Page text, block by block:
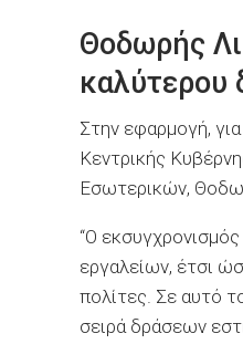
Θοδωρής
καλύτερου
Στην εφαρμογή,
Κεντρικής
Εσωτερικών,
“O
εργαλείων, έτσι
πολίτες. Σε αυτό
σειρά δράσεων